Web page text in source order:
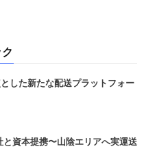
した新たな配送プラットフォー
資本提携〜山陰エリアへ実運送